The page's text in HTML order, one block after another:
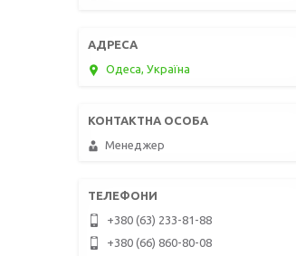
Одеса, Україна
Менеджер
+380 (63) 233-81-88
+380 (66) 860-80-08